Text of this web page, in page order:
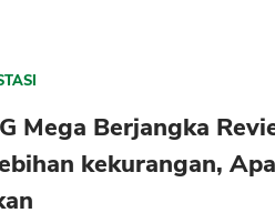
Mega Berjangka
kekurangan,